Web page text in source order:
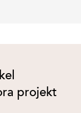
projekt